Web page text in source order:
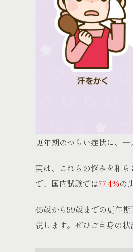
更年期のつらい症状に、
実は、これらの悩みを和
で、国内試験では77.4%の
45歳から59歳までの更年
説します。ぜひご自身の